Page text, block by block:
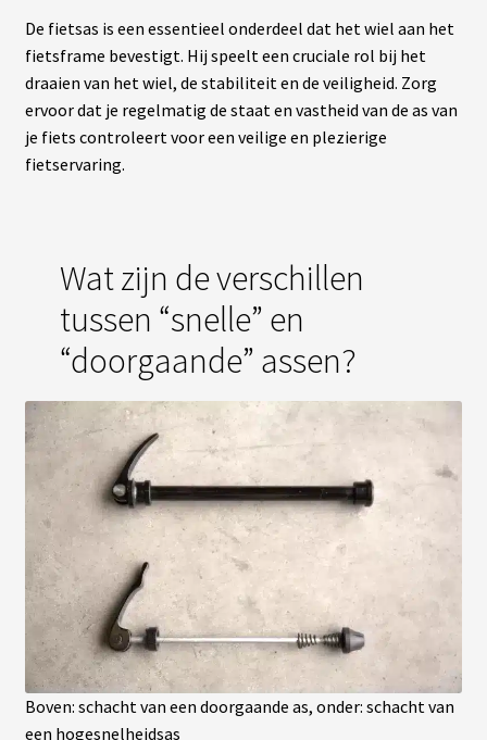
De fietsas is een essentieel onderdeel dat het wiel aan het
fietsframe bevestigt. Hij speelt een cruciale rol bij het
draaien van het wiel, de stabiliteit en de veiligheid. Zorg
ervoor dat je regelmatig de staat en vastheid van de as van
je fiets controleert voor een veilige en plezierige
fietservaring.
Wat zijn de verschillen
tussen “snelle” en
“doorgaande” assen?
Boven: schacht van een doorgaande as, onder: schacht van
een hogesnelheidsas